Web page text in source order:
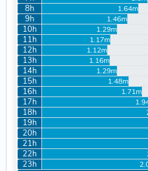
8h 1.64m
9h 1.46m
10h 1.29m
11h 1.17m
12h 1.12m
13h 1.16m
14h 1.29m
15h 1.48m
16h 1.71m
17h
18h
19h
20h
21h
22h
23h